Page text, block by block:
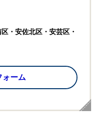
・安佐北区・安芸区・
ォーム